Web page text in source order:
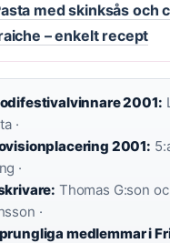
med skinksås och
– enkelt recept
2001:
·
2001:
·
Thomas G:son
·
medlemmar i